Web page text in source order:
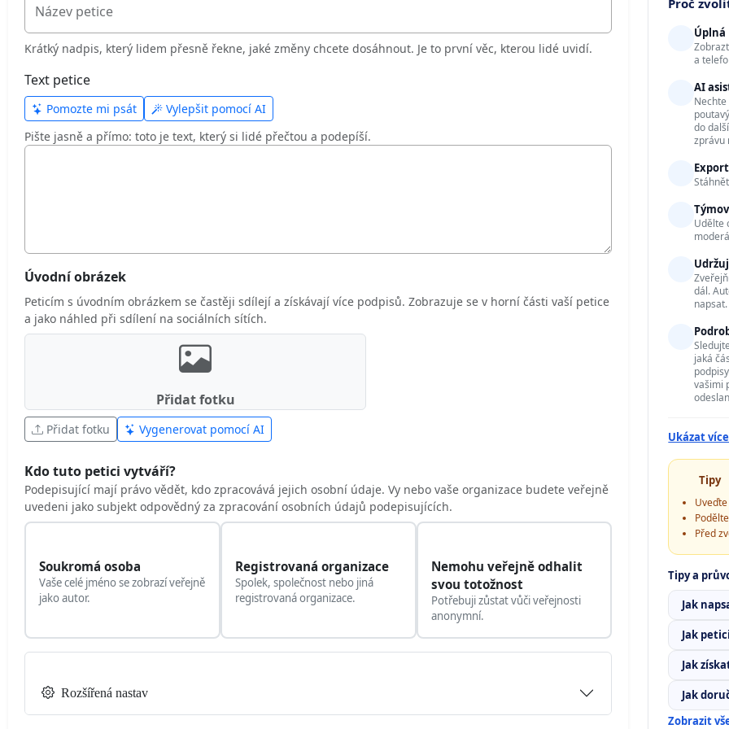
Název petice
Krátký nadpis, který lidem přesně řekne, jaké změny chcete dosáhnout. Je to první věc, kterou lidé uvidí.
Text petice
Pomozte mi psát
Vylepšit pomocí AI
Pište jasně a přímo: toto je text, který si lidé přečtou a podepíší.
Úvodní obrázek
Peticím s úvodním obrázkem se častěji sdílejí a získávají více podpisů. Zobrazuje se v horní části vaší petice
a jako náhled při sdílení na sociálních sítích.
Přidat fotku
Přidat fotku Vygenerovat pomocí AI
Kdo tuto petici vytváří?
Podepisující mají právo vědět, kdo zpracovává jejich osobní údaje. Vy nebo vaše organizace budete veřejně
uvedeni jako subjekt odpovědný za zpracování osobních údajů podepisujících.
Soukromá osoba
Vaše celé jméno se zobrazí veřejně
jako autor.
Registrovaná organizace
Spolek, společnost nebo jiná
registrovaná organizace.
Nemohu veřejně odhalit
svou totožnost
Potřebuji zůstat vůči veřejnosti
anonymní.
Rozšířená nastav
Proč
a
AI
do
zprávu
Udělte
dál.
napsat.
jaká
vašimi
Ukázat více
Tipy
Před
Tipy a
Jak
Jak
Jak
Jak
Zobrazit